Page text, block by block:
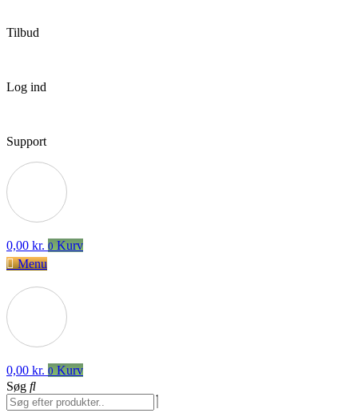
Tilbud
Log ind
Support
0,00 kr. 0 Kurv
Menu
0,00 kr. 0 Kurv
Søg